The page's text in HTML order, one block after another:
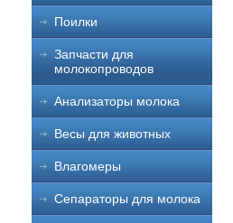
Поилки
Запчасти для
молокопроводов
Анализаторы молока
Весы для животных
Влагомеры
Сепараторы для молока